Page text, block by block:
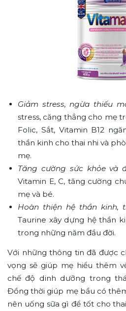
Giảm stress, ngừa thiếu
stress, căng thẳng cho mẹ
Folic, Sắt, Vitamin B12
thần kinh cho thai nhi và
mẹ.
Tăng cường sức khỏe và
Vitamin E, C, tăng cường
mẹ và bé.
Hoàn thiện hệ thần kinh,
Taurine xây dựng hệ thần
trong những năm đầu đời.
Với những thông tin đã được
vọng sẽ giúp mẹ hiểu thêm
chế độ dinh dưỡng trong
Đồng thời giúp mẹ bầu có
nên uống sữa gì để tốt cho